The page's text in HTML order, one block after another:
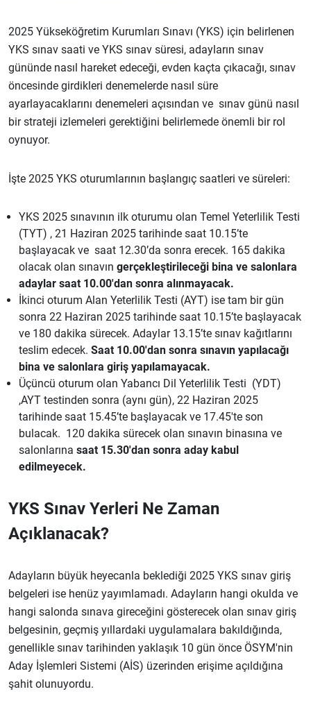
2025 Yükseköğretim Kurumları Sınavı (YKS) için belirlenen
YKS sınav saati ve YKS sınav süresi, adayların sınav
gününde nasıl hareket edeceği, evden kaçta çıkacağı, sınav
öncesinde girdikleri denemelerde nasıl süre
ayarlayacaklarını denemeleri açısından ve sınav günü nasıl
bir strateji izlemeleri gerektiğini belirlemede önemli bir rol
oynuyor.
İşte 2025 YKS oturumlarının başlangıç saatleri ve süreleri:
YKS 2025 sınavının ilk oturumu olan Temel Yeterlilik Testi
(TYT) , 21 Haziran 2025 tarihinde saat 10.15’te
başlayacak ve saat 12.30’da sonra erecek. 165 dakika
olacak olan sınavın gerçekleştirileceği bina ve salonlara
adaylar saat 10.00'dan sonra alınmayacak.
İkinci oturum Alan Yeterlilik Testi (AYT) ise tam bir gün
sonra 22 Haziran 2025 tarihinde saat 10.15’te başlayacak
ve 180 dakika sürecek. Adaylar 13.15’te sınav kağıtlarını
teslim edecek. Saat 10.00'dan sonra sınavın yapılacağı
bina ve salonlara giriş yapılamayacak.
Üçüncü oturum olan Yabancı Dil Yeterlilik Testi (YDT)
,AYT testinden sonra (aynı gün), 22 Haziran 2025
tarihinde saat 15.45’te başlayacak ve 17.45'te son
bulacak. 120 dakika sürecek olan sınavın binasına ve
salonlarına saat 15.30'dan sonra aday kabul
edilmeyecek.
YKS Sınav Yerleri Ne Zaman
Açıklanacak?
Adayların büyük heyecanla beklediği 2025 YKS sınav giriş
belgeleri ise henüz yayımlamadı. Adayların hangi okulda ve
hangi salonda sınava gireceğini gösterecek olan sınav giriş
belgesinin, geçmiş yıllardaki uygulamalara bakıldığında,
genellikle sınav tarihinden yaklaşık 10 gün önce ÖSYM'nin
Aday İşlemleri Sistemi (AİS) üzerinden erişime açıldığına
şahit olunuyordu.